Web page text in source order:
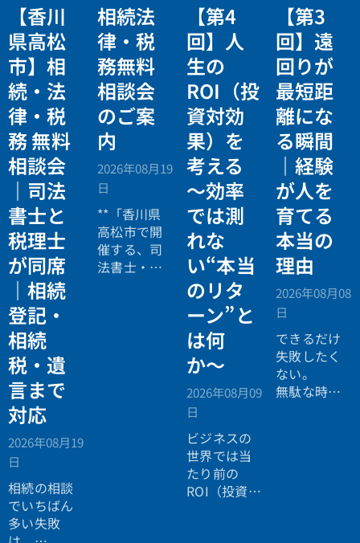
【香川
県高松
市】相
続・法
律・税
務 無料
相談会
｜司法
書士と
税理士
が同席
｜相続
登記・
相続
税・遺
言まで
対応
2026年08月19
日
相続の相談
でいちばん
多い失敗
相続法
律・税
務無料
相談会
のご案
内
2026年08月19
日
**「香川県
高松市で開
催する、司
法書士・税
【第4
回】人
生の
ROI（投
資対効
果）を
考える
〜効率
では測
れな
い“本当
のリタ
ーン”と
は何
か〜
2026年08月09
日
ビジネスの
世界では当
たり前の
ROI（投資対
【第3
回】遠
回りが
最短距
離にな
る瞬間
｜経験
が人を
育てる
本当の
理由
2026年08月08
日
できるだけ
失敗したく
ない。
無駄な時間